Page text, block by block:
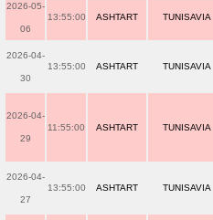
2026-05-
06
13:55:00 ASHTART TUNISAVIA
2026-04-
30
13:55:00 ASHTART TUNISAVIA
2026-04-
29
11:55:00 ASHTART TUNISAVIA
2026-04-
27
13:55:00 ASHTART TUNISAVIA